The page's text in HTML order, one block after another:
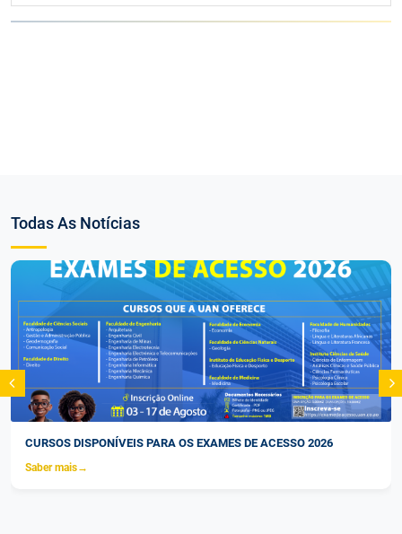
Todas As Notícias
CURSOS DISPONÍVEIS PARA OS EXAMES DE ACESSO 2026
Saber mais→